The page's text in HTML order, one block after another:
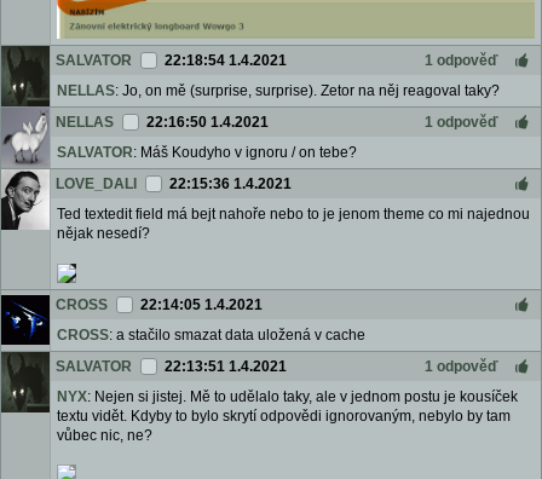
SALVATOR 22:18:54 1.4.2021
1 odpověď
NELLAS: Jo, on mě (surprise, surprise). Zetor na něj reagoval taky?
NELLAS
22:16:50 1.4.2021
1 odpověď
SALVATOR: Máš Koudyho v ignoru / on tebe?
LOVE_DALI
22:15:36 1.4.2021
Ted textedit field má bejt nahoře nebo to je jenom theme co mi najednou
nějak nesedí?
CROSS
22:14:05 1.4.2021
CROSS: a stačilo smazat data uložená v cache
SALVATOR
22:13:51 1.4.2021
1 odpověď
NYX: Nejen si jistej. Mě to udělalo taky, ale v jednom postu je kousíček
textu vidět. Kdyby to bylo skrytí odpovědi ignorovaným, nebylo by tam
vůbec nic, ne?